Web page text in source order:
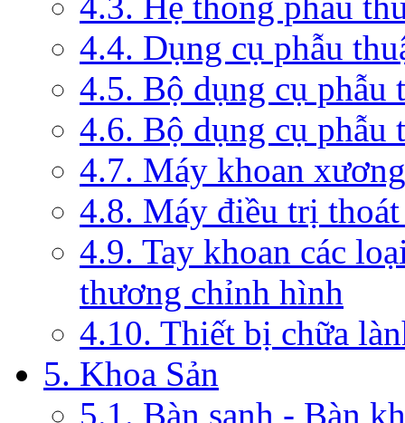
4.4. Dụng cụ phẫu
4.5. Bộ dụng cụ phẫu
4.6. Bộ dụng cụ phẫu
4.7. Máy khoan
4.8. Máy điều trị
4.9. Tay khoan các
thương chỉnh hình
4.10. Thiết bị chữa
5. Khoa Sản
5.1. Bàn sanh - Bàn